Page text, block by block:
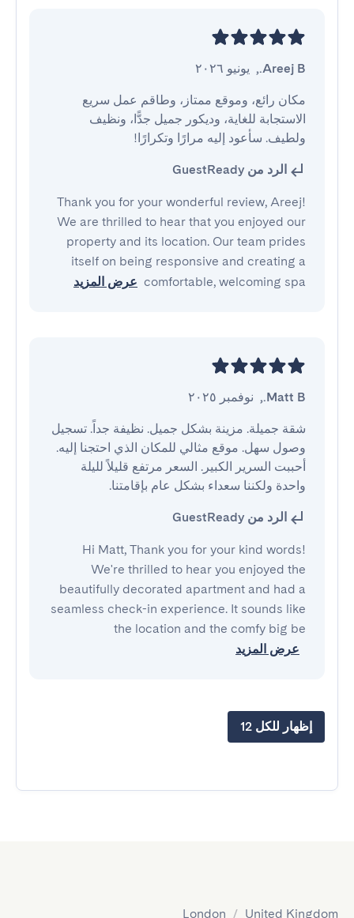
Areej B.
, يونيو ٢٠٢٦
ولطيف. سأعود إليه مرارًا وتكرارًا!
الرد من GuestReady
Thank you for your wonderful review, Areej!
We are thrilled to hear that you enjoyed our
property and its location. Our team prides
itself on being responsive and creating a
comfortable, welcoming spa عرض المزيد
Matt B.
, نوفمبر ٢٠٢٥
واحدة ولكننا سعداء بشكل عام بإقامتنا.
الرد من GuestReady
Hi Matt, Thank you for your kind words!
We're thrilled to hear you enjoyed the
beautifully decorated apartment and had a
seamless check-in experience. It sounds like
the location and the comfy big be
عرض المزيد
إظهار للكل 12
United Kingdom
/
London